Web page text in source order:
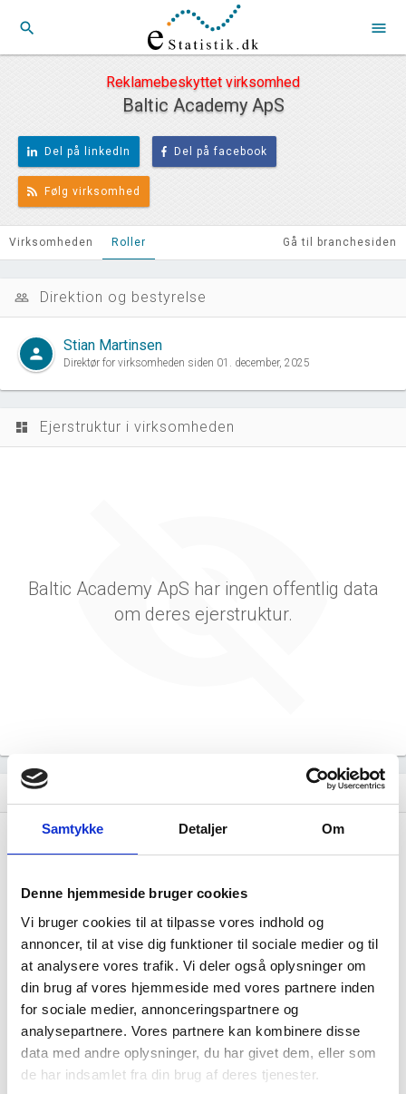
Samtykke Detaljer Om
Denne hjemmeside bruger cookies
Vi bruger cookies til at tilpasse vores indhold og
annoncer, til at vise dig funktioner til sociale medier og til
at analysere vores trafik. Vi deler også oplysninger om
din brug af vores hjemmeside med vores partnere inden
for sociale medier, annonceringspartnere og
analysepartnere. Vores partnere kan kombinere disse
data med andre oplysninger, du har givet dem, eller som
de har indsamlet fra din brug af deres tjenester.
search menu
Reklamebeskyttet virksomhed
Baltic Academy ApS
Del på linkedIn Del på facebook
Følg virksomhed
Virksomheden Roller Gå til branchesiden
people_outline Direktion og bestyrelse
person Stian Martinsen
Direktør for virksomheden siden 01. december, 2025
dashboard Ejerstruktur i virksomheden
Baltic Academy ApS har ingen offentlig data
om deres ejerstruktur.
dashboard Virksomhedens datterselskaber
Baltic Academy ApS har ingen
datterselskaber.